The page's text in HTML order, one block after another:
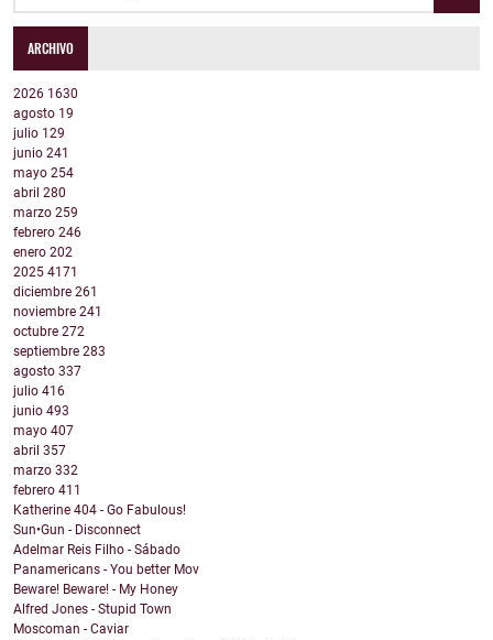
ARCHIVO
2026 1630
agosto 19
julio 129
junio 241
mayo 254
abril 280
marzo 259
febrero 246
enero 202
2025 4171
diciembre 261
noviembre 241
octubre 272
septiembre 283
agosto 337
julio 416
junio 493
mayo 407
abril 357
marzo 332
febrero 411
Katherine 404 - Go Fabulous!
Sun•Gun - Disconnect
Adelmar Reis Filho - Sábado
Panamericans - You better Mov
Beware! Beware! - My Honey
Alfred Jones - Stupid Town
Moscoman - Caviar